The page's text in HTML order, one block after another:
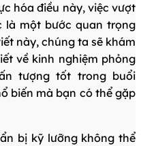
hóa điều này, việc vượt
là một bước quan trọng
này, chúng ta sẽ khám
về kinh nghiệm phỏng
tượng tốt trong buổi
biến mà bạn có thể gặp
bị kỹ lưỡng không thể